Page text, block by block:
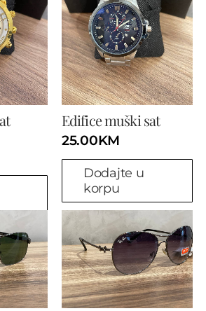
Edifice muški sat
25.00KM
Dodajte u
korpu